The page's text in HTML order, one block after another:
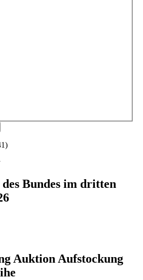
)
Bundes im dritten
Auktion Aufstockung